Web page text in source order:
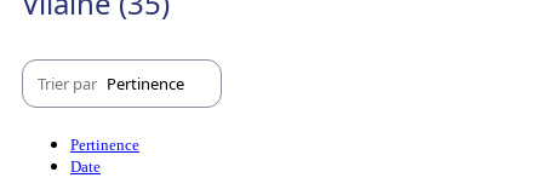
Trier par Pertinence
Pertinence
Date